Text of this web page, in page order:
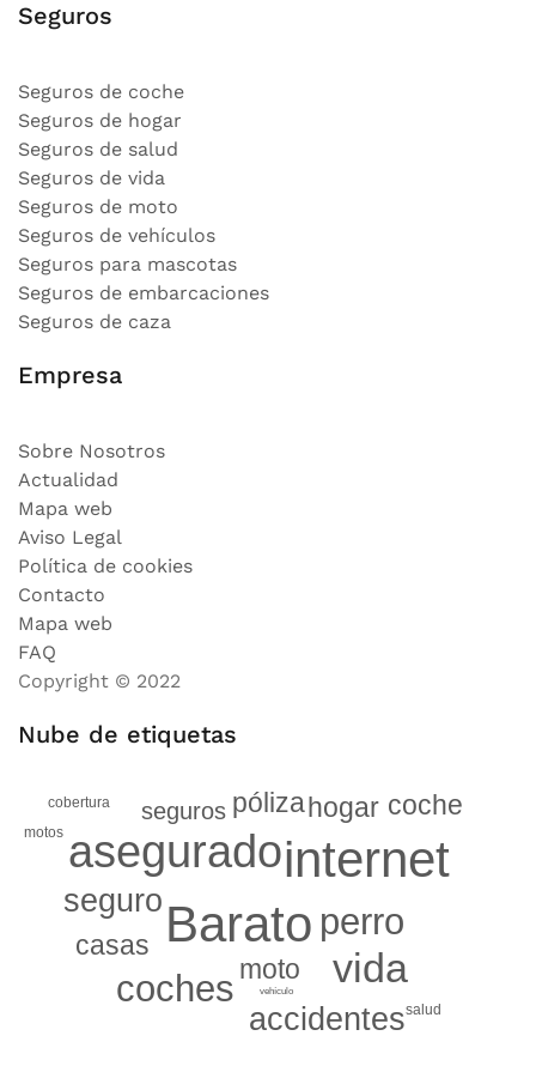
Seguros
Seguros de coche
Seguros de hogar
Seguros de salud
Seguros de vida
Seguros de moto
Seguros de vehículos
Seguros para mascotas
Seguros de embarcaciones
Seguros de caza
Empresa
Sobre Nosotros
Actualidad
Mapa web
Aviso Legal
Política de cookies
Contacto
Mapa web
FAQ
Copyright © 2022
Nube de etiquetas
Barato
internet
asegurado
vida
coches
perro
accidentes
seguro
casas
coche
hogar
moto
póliza
seguros
cobertura
motos
salud
vehículo